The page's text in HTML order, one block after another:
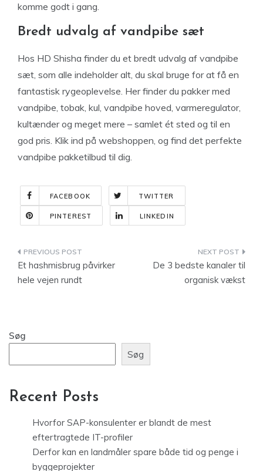
komme godt i gang.
Bredt udvalg af vandpibe sæt
Hos HD Shisha finder du et bredt udvalg af vandpibe
sæt, som alle indeholder alt, du skal bruge for at få en
fantastisk rygeoplevelse. Her finder du pakker med
vandpibe, tobak, kul, vandpibe hoved, varmeregulator,
kultænder og meget mere – samlet ét sted og til en
god pris. Klik ind på webshoppen, og find det perfekte
vandpibe pakketilbud til dig.
FACEBOOK TWITTER
PINTEREST LINKEDIN
Indlægsnavigation
Et hashmisbrug påvirker
hele vejen rundt
De 3 bedste kanaler til
organisk vækst
Søg
Søg
Recent Posts
Hvorfor SAP-konsulenter er blandt de mest
eftertragtede IT-profiler
Derfor kan en landmåler spare både tid og penge i
byggeprojekter